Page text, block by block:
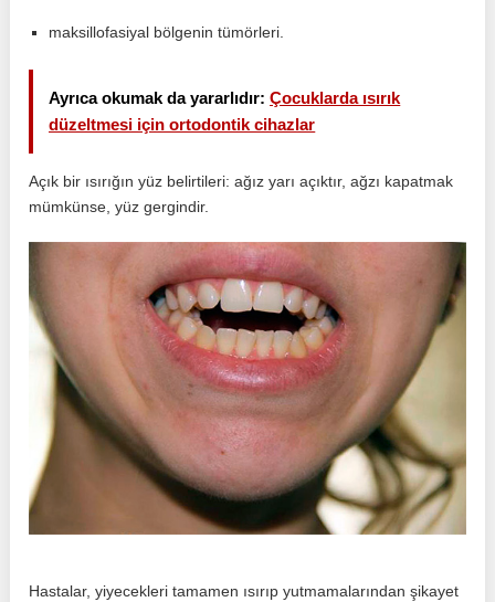
maksillofasiyal bölgenin tümörleri.
Ayrıca okumak da yararlıdır:Çocuklarda ısırık
düzeltmesi için ortodontik cihazlar
Açık bir ısırığın yüz belirtileri: ağız yarı açıktır, ağzı kapatmak
mümkünse, yüz gergindir.
Hastalar, yiyecekleri tamamen ısırıp yutmamalarından şikayet